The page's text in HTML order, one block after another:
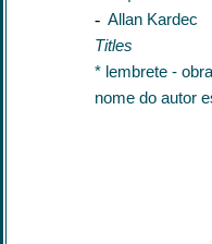
- Allan Kardec
Titles
* lembrete -
nome do autor